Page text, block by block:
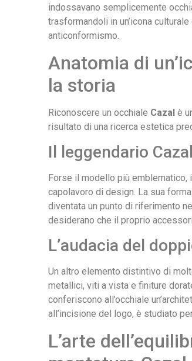
indossavano semplicemente
trasformandoli in un’icona
anticonformismo.
Anatomia di
la storia
Riconoscere un occhiale Cazal è
risultato di una ricerca estetica
Il leggendario
Forse il modello più emblematico,
capolavoro di design. La sua
diventata un punto di riferimento
desiderano che il proprio
L’audacia del
Un altro elemento distintivo di
metallici, viti a vista e finiture
conferiscono all’occhiale
all’incisione del logo, è studiato
L’arte